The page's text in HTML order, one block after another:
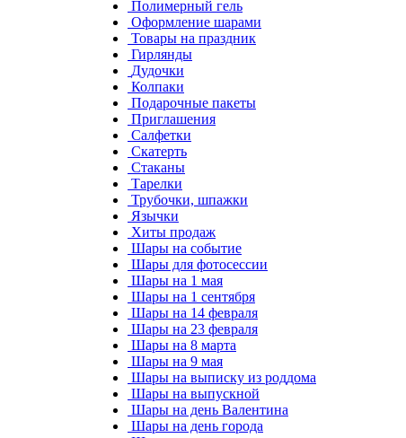
Полимерный гель
Оформление шарами
Товары на праздник
Гирлянды
Дудочки
Колпаки
Подарочные пакеты
Приглашения
Салфетки
Скатерть
Стаканы
Тарелки
Трубочки, шпажки
Язычки
Хиты продаж
Шары на событие
Шары для фотосессии
Шары на 1 мая
Шары на 1 сентября
Шары на 14 февраля
Шары на 23 февраля
Шары на 8 марта
Шары на 9 мая
Шары на выписку из роддома
Шары на выпускной
Шары на день Валентина
Шары на день города